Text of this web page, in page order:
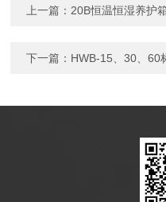
上一篇： 20B恒温恒湿养护
下一篇： HWB-15、30、60